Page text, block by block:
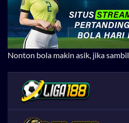
Nonton bola makin asik, jika